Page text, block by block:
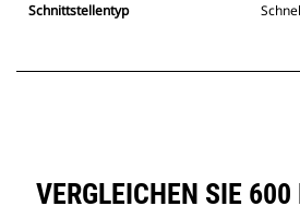
Schnittstellentyp
VERGLEICHEN SIE